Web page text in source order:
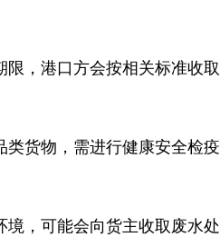
，港口方会按相关标准收
货物，需进行健康安全检
，可能会向货主收取废水